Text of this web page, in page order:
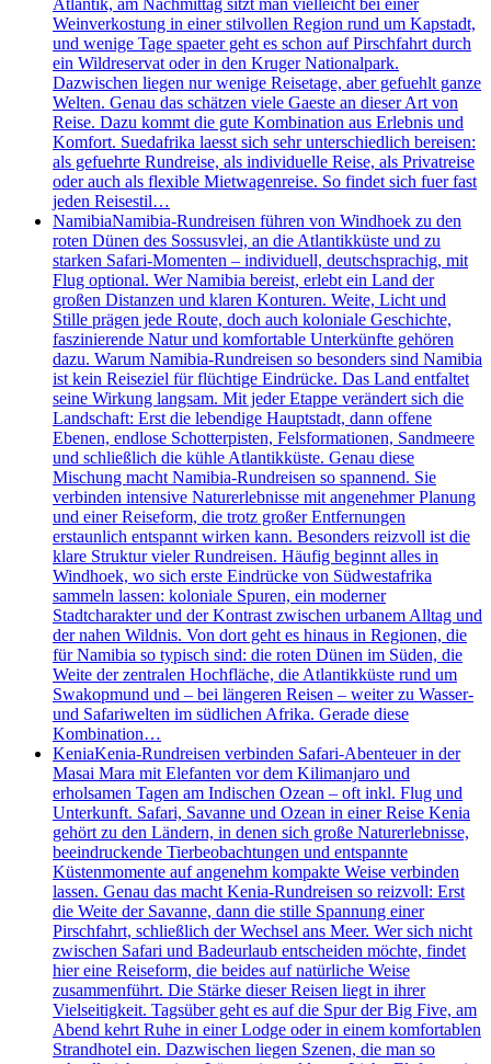
Atlantik, am Nachmittag sitzt man vielleicht bei einer
Weinverkostung in einer stilvollen Region rund um Kapstadt,
und wenige Tage spaeter geht es schon auf Pirschfahrt durch
ein Wildreservat oder in den Kruger Nationalpark.
Dazwischen liegen nur wenige Reisetage, aber gefuehlt ganze
Welten. Genau das schätzen viele Gaeste an dieser Art von
Reise. Dazu kommt die gute Kombination aus Erlebnis und
Komfort. Suedafrika laesst sich sehr unterschiedlich bereisen:
als gefuehrte Rundreise, als individuelle Reise, als Privatreise
oder auch als flexible Mietwagenreise. So findet sich fuer fast
jeden Reisestil…
NamibiaNamibia-Rundreisen führen von Windhoek zu den
roten Dünen des Sossusvlei, an die Atlantikküste und zu
starken Safari-Momenten – individuell, deutschsprachig, mit
Flug optional. Wer Namibia bereist, erlebt ein Land der
großen Distanzen und klaren Konturen. Weite, Licht und
Stille prägen jede Route, doch auch koloniale Geschichte,
faszinierende Natur und komfortable Unterkünfte gehören
dazu. Warum Namibia-Rundreisen so besonders sind Namibia
ist kein Reiseziel für flüchtige Eindrücke. Das Land entfaltet
seine Wirkung langsam. Mit jeder Etappe verändert sich die
Landschaft: Erst die lebendige Hauptstadt, dann offene
Ebenen, endlose Schotterpisten, Felsformationen, Sandmeere
und schließlich die kühle Atlantikküste. Genau diese
Mischung macht Namibia-Rundreisen so spannend. Sie
verbinden intensive Naturerlebnisse mit angenehmer Planung
und einer Reiseform, die trotz großer Entfernungen
erstaunlich entspannt wirken kann. Besonders reizvoll ist die
klare Struktur vieler Rundreisen. Häufig beginnt alles in
Windhoek, wo sich erste Eindrücke von Südwestafrika
sammeln lassen: koloniale Spuren, ein moderner
Stadtcharakter und der Kontrast zwischen urbanem Alltag und
der nahen Wildnis. Von dort geht es hinaus in Regionen, die
für Namibia so typisch sind: die roten Dünen im Süden, die
Weite der zentralen Hochfläche, die Atlantikküste rund um
Swakopmund und – bei längeren Reisen – weiter zu Wasser-
und Safariwelten im südlichen Afrika. Gerade diese
Kombination…
KeniaKenia-Rundreisen verbinden Safari-Abenteuer in der
Masai Mara mit Elefanten vor dem Kilimanjaro und
erholsamen Tagen am Indischen Ozean – oft inkl. Flug und
Unterkunft. Safari, Savanne und Ozean in einer Reise Kenia
gehört zu den Ländern, in denen sich große Naturerlebnisse,
beeindruckende Tierbeobachtungen und entspannte
Küstenmomente auf angenehm kompakte Weise verbinden
lassen. Genau das macht Kenia-Rundreisen so reizvoll: Erst
die Weite der Savanne, dann die stille Spannung einer
Pirschfahrt, schließlich der Wechsel ans Meer. Wer sich nicht
zwischen Safari und Badeurlaub entscheiden möchte, findet
hier eine Reiseform, die beides auf natürliche Weise
zusammenführt. Die Stärke dieser Reisen liegt in ihrer
Vielseitigkeit. Tagsüber geht es auf die Spur der Big Five, am
Abend kehrt Ruhe in einer Lodge oder in einem komfortablen
Strandhotel ein. Dazwischen liegen Szenen, die man so